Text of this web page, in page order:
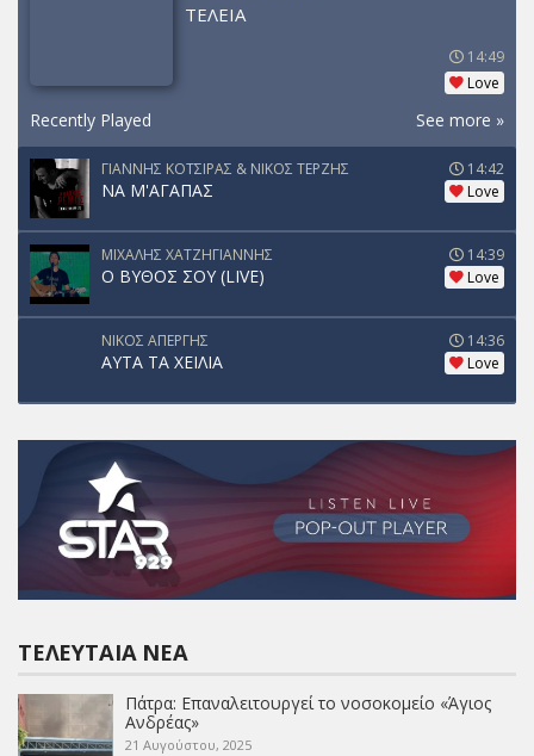
ΤΕΛΕΙΑ
14:49
Love
Recently Played See more »
ΓΙΑΝΝΗΣ ΚΟΤΣΙΡΑΣ & ΝΙΚΟΣ ΤΕΡΖΗΣ
ΝΑ Μ'ΑΓΑΠΑΣ
14:42
Love
ΜΙΧΑΛΗΣ ΧΑΤΖΗΓΙΑΝΝΗΣ
Ο ΒΥΘΟΣ ΣΟΥ (LIVE)
14:39
Love
ΝΙΚΟΣ ΑΠΕΡΓΗΣ
ΑΥΤΑ ΤΑ ΧΕΙΛΙΑ
14:36
Love
ΤΕΛΕΥΤΑΊΑ ΝΈΑ
Πάτρα: Επαναλειτουργεί το νοσοκομείο «Άγιος
Ανδρέας»
21 Αυγούστου, 2025